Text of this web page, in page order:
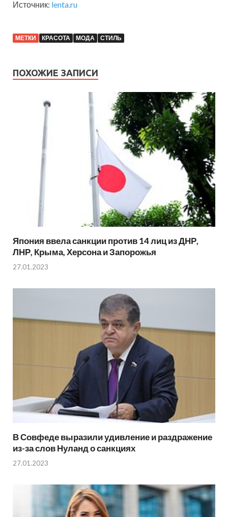
Источник: lenta.ru
МЕТКИ КРАСОТА МОДА СТИЛЬ
ПОХОЖИЕ ЗАПИСИ
Япония ввела санкции против 14 лиц из ДНР,
ЛНР, Крыма, Херсона и Запорожья
27.01.2023
В Совфеде выразили удивление и раздражение
из-за слов Нуланд о санкциях
27.01.2023